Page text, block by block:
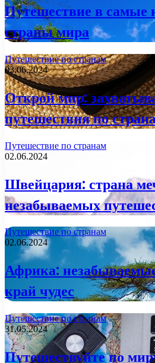
Путешествие в самые
страны мира
Путешествие по странам
03.06.2024
Открой мир:
путешествия по
Путешествие по странам
02.06.2024
Швейцария: страна
незабываемых
Путешествие по странам
02.06.2024
Африка:
край чудес
Путешествие по странам
31.05.2024
Путешествуйте по